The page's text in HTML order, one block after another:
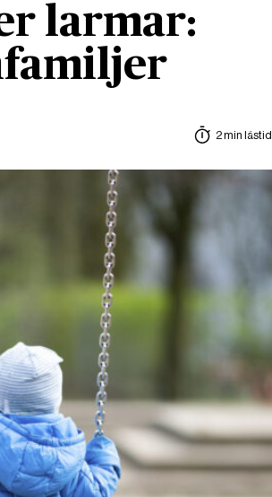
larmar:
2 min lästid